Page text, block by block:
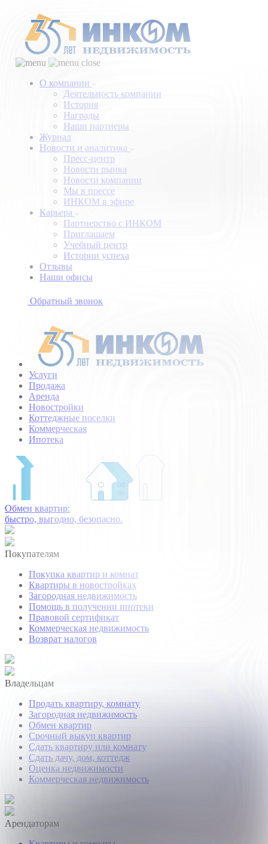
О компании
Деятельность компании
История
Награды
Наши партнеры
Журнал
Новости и аналитика
Пресс-центр
Новости рынка
Новости компании
Мы в прессе
ИНКОМ в эфире
Карьера
Партнерство с ИНКОМ
Приглашаем
Учебный центр
Истории успеха
Отзывы
Наши офисы
Обратный звонок
Услуги
Продажа
Аренда
Новостройки
Коттеджные поселки
Коммерческая
Ипотека
Обмен квартир:
быстро, выгодно, безопасно.
Покупателям
Покупка квартир и комнат
Квартиры в новостройках
Загородная недвижимость
Помощь в получении ипотеки
Правовой сертификат
Коммерческая недвижимость
Возврат налогов
Владельцам
Продать квартиру, комнату
Загородная недвижимость
Обмен квартир
Срочный выкуп квартир
Сдать квартиру или комнату
Сдать дачу, дом, коттедж
Оценка недвижимости
Коммерческая недвижимость
Арендаторам